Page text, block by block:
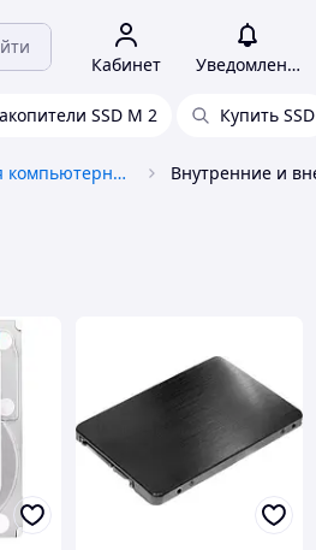
Кабинет Уведомления
SSD M 2 Купить SSD
Комплектующие для компьютерной техники